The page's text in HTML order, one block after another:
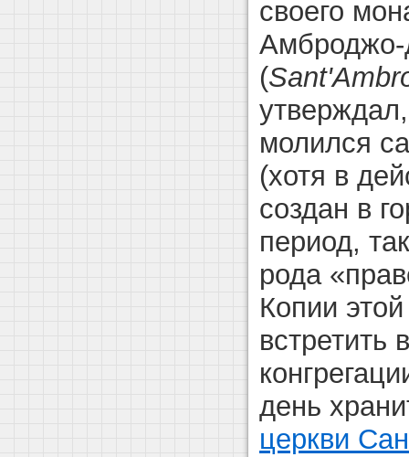
своего
(
молился
(хотя в
создан в
период,
рода
Копии
встретить
день
церкви